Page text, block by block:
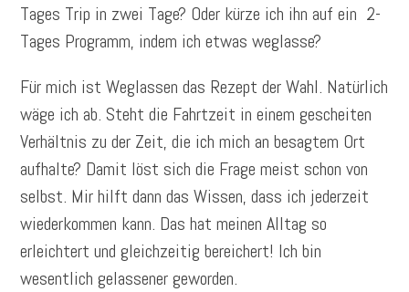
Tages Trip in zwei Tage? Oder kürze ich ihn auf ein 2-
Tages Programm, indem ich etwas weglasse?
Für mich ist Weglassen das Rezept der Wahl. Natürlich
wäge ich ab. Steht die Fahrtzeit in einem gescheiten
Verhältnis zu der Zeit, die ich mich an besagtem Ort
aufhalte? Damit löst sich die Frage meist schon von
selbst. Mir hilft dann das Wissen, dass ich jederzeit
wiederkommen kann. Das hat meinen Alltag so
erleichtert und gleichzeitig bereichert! Ich bin
wesentlich gelassener geworden.